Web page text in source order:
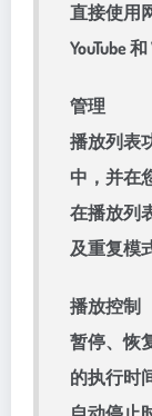
直接使用
YouTube
管理
播放列表
中，并在
在播放列
及重复模
播放控制
暂停、恢
的执行时